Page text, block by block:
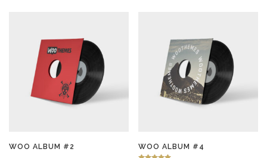
WOO ALBUM #2 WOO ALBUM #4